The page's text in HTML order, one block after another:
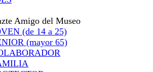
Amigo del Museo
(de 14 a 25)
(mayor 65)